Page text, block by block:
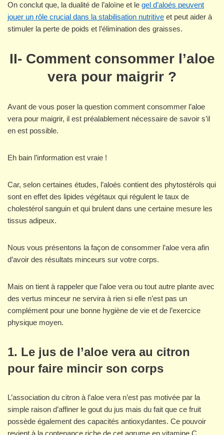
On conclut que, la dualité de l’aloïne et le gel d’aloés peuvent
jouer un rôle crucial dans la stabilisation nutritive et peut aider à
stimuler la perte de poids et l’élimination des graisses.
II- Comment consommer l’aloe
vera pour maigrir ?
Avant de vous poser la question comment consommer l’aloe
vera pour maigrir, il est préalablement nécessaire de savoir s’il
en est possible.
Eh bain l’information est vraie !
Car, selon certaines études, l’aloés contient des phytostérols qui
sont en effet des lipides végétaux qui régulent le taux de
cholestérol sanguin et qui brulent dans une certaine mesure les
tissus adipeux.
Nous vous présentons la façon de consommer l’aloe vera afin
d’avoir des résultats minceurs sur votre corps.
Mais on tient à rappeler que l’aloe vera ou tout autre plante avec
des vertus minceur ne servira à rien si elle n’est pas un
complément pour une bonne hygiène de vie et de l’exercice
physique moyen.
1. Le jus de l’aloe vera au citron
pour faire mincir son corps
L’association du citron à l’aloe vera n’est pas motivée par la
simple raison d’affiner le gout du jus mais du fait que ce fruit
possède également des capacités antioxydantes. Ce pouvoir